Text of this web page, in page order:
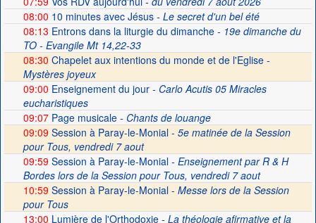
08:00 10 minutes avec Jésus- Le secret d'un bel été
08:13 Entrons dans la liturgie du dimanche- 19e dimanche du
TO - Evangile Mt 14,22-33
08:30 Chapelet aux intentions du monde et de l'Eglise -
Mystères joyeux
09:00 Enseignement du jour- Carlo Acutis 05 Miracles
eucharistiques
09:07Page musicale- Chants de louange
09:09 Session à Paray-le-Monial - 5e matinée de la Session
pour Tous, vendredi 7 aout
09:59Session à Paray-le-Monial- Enseignement par R & H
Bordes lors de la Session pour Tous, vendredi 7 aout
10:59 Session à Paray-le-Monial - Messe lors de la Session
pour Tous
13:00 Lumière de l'Orthodoxie- La théologie afirmative et la